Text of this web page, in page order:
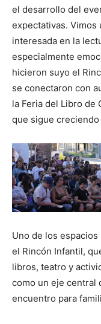
el desarrollo del
expectativas. Vimos
interesada en la
especialmente
hicieron suyo el
se conectaron con
la Feria del Libro de
que sigue creciendo
Uno de los
el Rincón Infantil,
libros, teatro y
como un eje central
encuentro para